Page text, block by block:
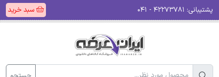
پشتیبانی: سبد خرید